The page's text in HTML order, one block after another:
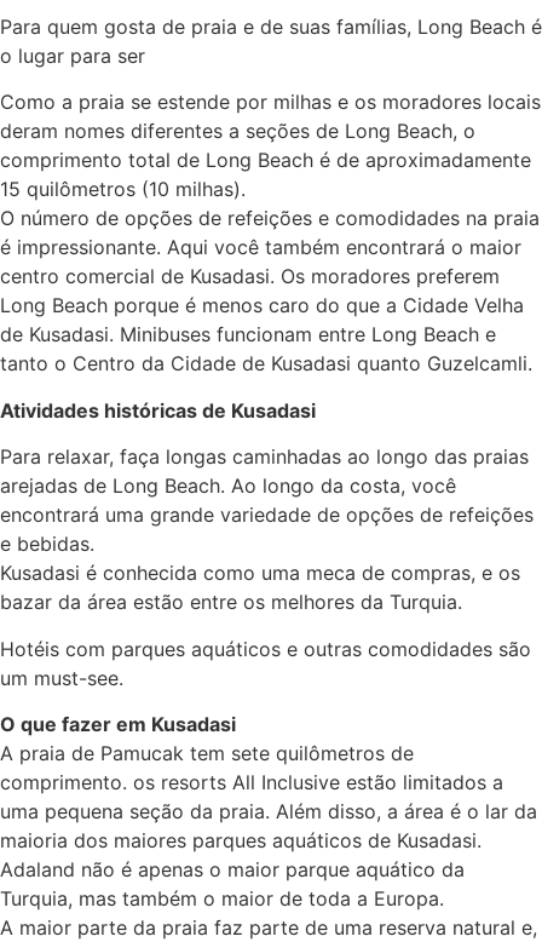
Para quem gosta de praia e de suas famílias, Long Beach é
o lugar para ser
Como a praia se estende por milhas e os moradores locais
deram nomes diferentes a seções de Long Beach, o
comprimento total de Long Beach é de aproximadamente
15 quilômetros (10 milhas).
O número de opções de refeições e comodidades na praia
é impressionante. Aqui você também encontrará o maior
centro comercial de Kusadasi. Os moradores preferem
Long Beach porque é menos caro do que a Cidade Velha
de Kusadasi. Minibuses funcionam entre Long Beach e
tanto o Centro da Cidade de Kusadasi quanto Guzelcamli.
Atividades históricas de Kusadasi
Para relaxar, faça longas caminhadas ao longo das praias
arejadas de Long Beach. Ao longo da costa, você
encontrará uma grande variedade de opções de refeições
e bebidas.
Kusadasi é conhecida como uma meca de compras, e os
bazar da área estão entre os melhores da Turquia.
Hotéis com parques aquáticos e outras comodidades são
um must-see.
O que fazer em Kusadasi
A praia de Pamucak tem sete quilômetros de
comprimento. os resorts All Inclusive estão limitados a
uma pequena seção da praia. Além disso, a área é o lar da
maioria dos maiores parques aquáticos de Kusadasi.
Adaland não é apenas o maior parque aquático da
Turquia, mas também o maior de toda a Europa.
A maior parte da praia faz parte de uma reserva natural e,